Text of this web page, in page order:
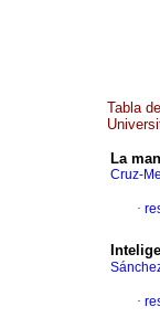
Tabla
La
Cruz-
·
·